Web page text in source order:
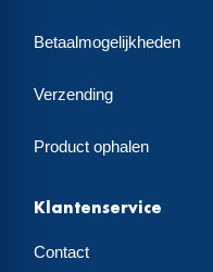
Betaalmogelijkheden
Verzending
Product ophalen
Klantenservice
Contact